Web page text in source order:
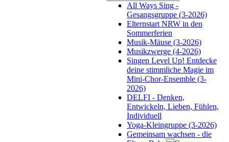
All Ways Sing -
Gesangsgruppe (3-2026)
Elternstart NRW in den
Sommerferien
Musik-Mäuse (3-2026)
Musikzwerge (4-2026)
Singen Level Up! Entdecke
deine stimmliche Magie im
Mini-Chor-Ensemble (3-
2026)
DELFI - Denken,
Entwickeln, Lieben, Fühlen,
Individuell
Yoga-Kleingruppe (3-2026)
Gemeinsam wachsen - die